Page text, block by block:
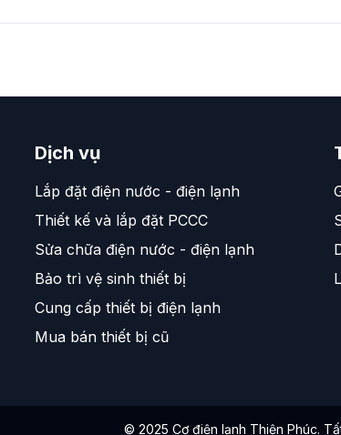
Dịch vụ
Lắp đặt điện nước - điện lạnh
Thiết kế và lắp đặt PCCC
Sửa chữa điện nước - điện lạnh
Bảo trì vệ sinh thiết bị
Cung cấp thiết bị điện lạnh
Mua bán thiết bị cũ
© 2025 Cơ điện lạnh Thiện Phúc.